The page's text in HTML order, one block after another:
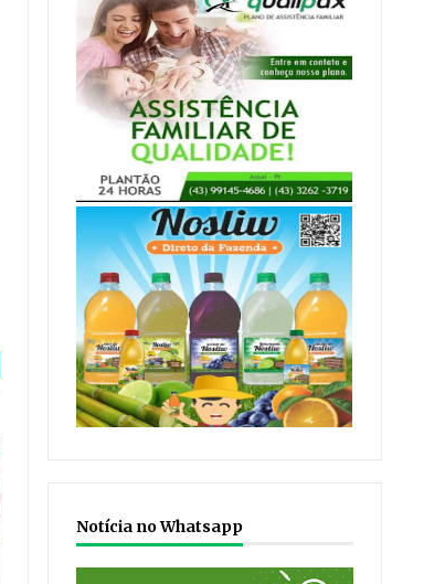
Notícia no Whatsapp